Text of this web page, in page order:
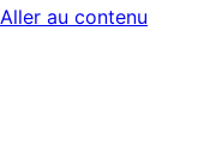
Aller au contenu